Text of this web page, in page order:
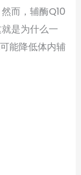
而，辅酶Q10
是为什么一
能降低体内辅